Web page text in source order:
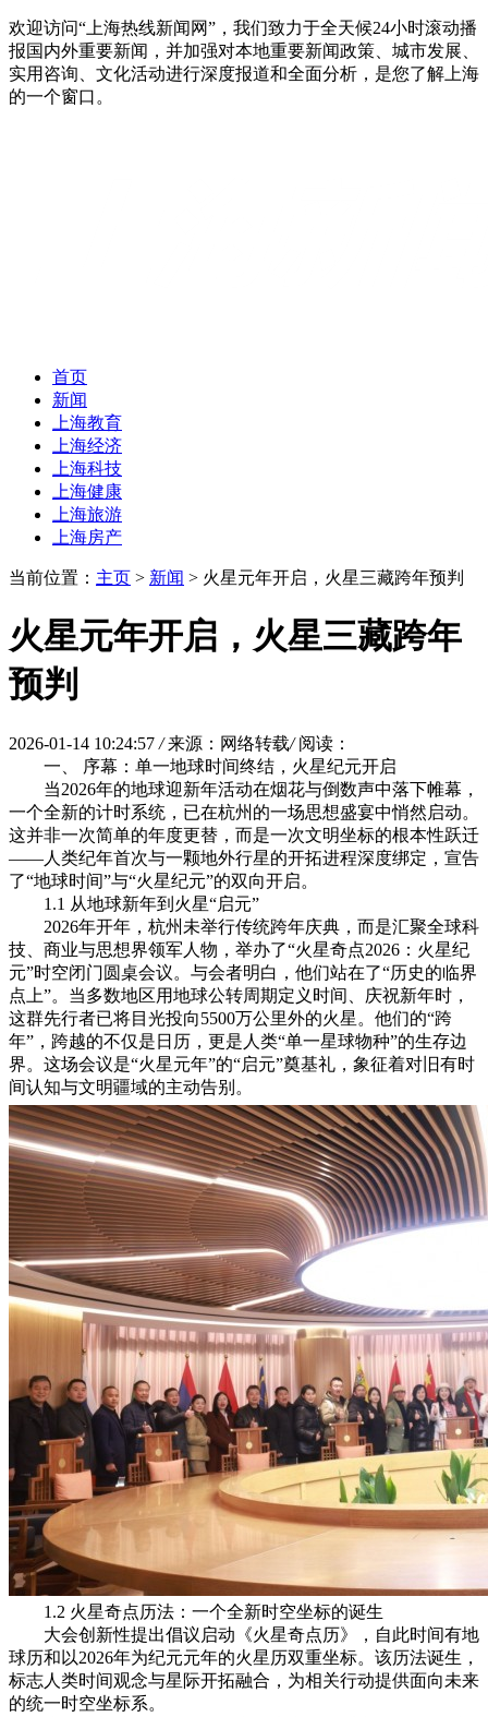
欢迎访问“上海热线新闻网”，我们致力于全天候24小时滚动播
报国内外重要新闻，并加强对本地重要新闻政策、城市发展、
实用咨询、文化活动进行深度报道和全面分析，是您了解上海
的一个窗口。
首页
新闻
上海教育
上海经济
上海科技
上海健康
上海旅游
上海房产
当前位置： 主页 > 新闻 > 火星元年开启，火星三藏跨年预判
火星元年开启，火星三藏跨年
预判
2026-01-14 10:24:57 / 来源：网络转载/ 阅读：
一、 序幕：单一地球时间终结，火星纪元开启
当2026年的地球迎新年活动在烟花与倒数声中落下帷幕，
一个全新的计时系统，已在杭州的一场思想盛宴中悄然启动。
这并非一次简单的年度更替，而是一次文明坐标的根本性跃迁
——人类纪年首次与一颗地外行星的开拓进程深度绑定，宣告
了“地球时间”与“火星纪元”的双向开启。
1.1 从地球新年到火星“启元”
2026年开年，杭州未举行传统跨年庆典，而是汇聚全球科
技、商业与思想界领军人物，举办了“火星奇点2026：火星纪
元”时空闭门圆桌会议。与会者明白，他们站在了“历史的临界
点上”。当多数地区用地球公转周期定义时间、庆祝新年时，
这群先行者已将目光投向5500万公里外的火星。他们的“跨
年”，跨越的不仅是日历，更是人类“单一星球物种”的生存边
界。这场会议是“火星元年”的“启元”奠基礼，象征着对旧有时
间认知与文明疆域的主动告别。
1.2 火星奇点历法：一个全新时空坐标的诞生
大会创新性提出倡议启动《火星奇点历》，自此时间有地
球历和以2026年为纪元元年的火星历双重坐标。该历法诞生，
标志人类时间观念与星际开拓融合，为相关行动提供面向未来
的统一时空坐标系。